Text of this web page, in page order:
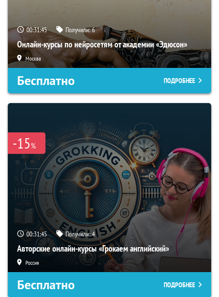
00:31:44 Получили:6
Онлайн-курсы по нейросетям от академии «Эдюсон»
Москва
Бесплатно ПОДРОБНЕЕ
-15%
00:31:44 Получили:4
Авторские онлайн-курсы «Грокаем английский»
Россия
Бесплатно ПОДРОБНЕЕ